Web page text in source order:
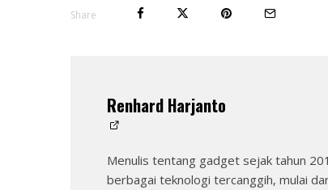
Share
Renhard Harjanto
Menulis tentang gadget sejak tahun
berbagai teknologi tercanggih, mulai